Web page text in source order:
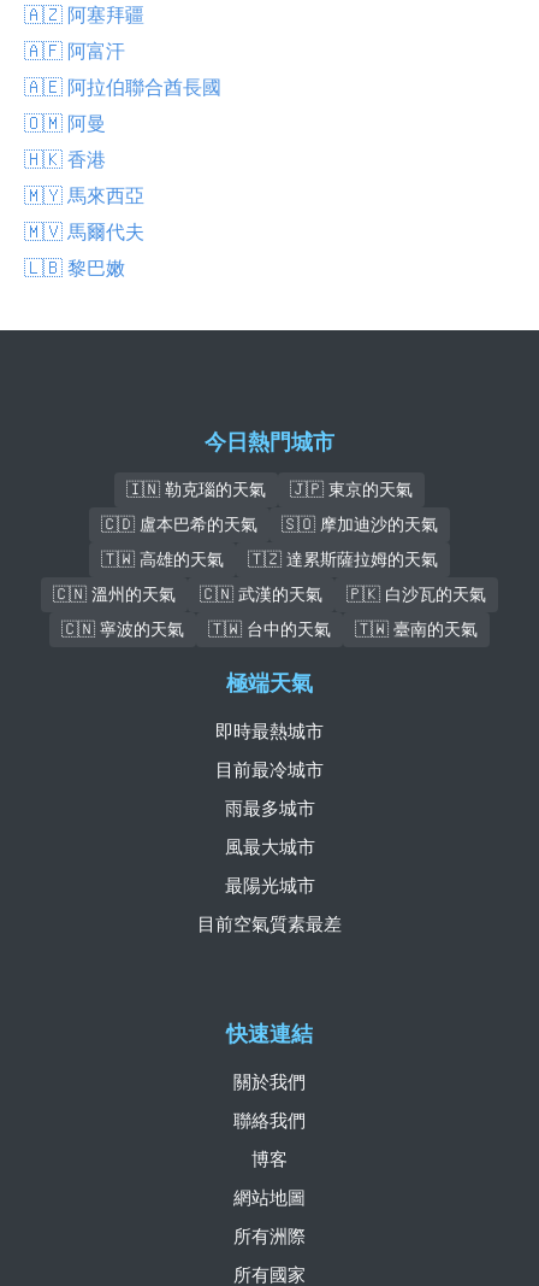
🇦🇿 阿塞拜疆
🇦🇫 阿富汗
🇦🇪 阿拉伯聯合酋長國
🇴🇲 阿曼
🇭🇰 香港
🇲🇾 馬來西亞
🇲🇻 馬爾代夫
🇱🇧 黎巴嫩
今日熱門城市
🇮🇳 勒克瑙的天氣
🇯🇵 東京的天氣
🇨🇩 盧本巴希的天氣
🇸🇴 摩加迪沙的天氣
🇹🇼 高雄的天氣
🇹🇿 達累斯薩拉姆的天氣
🇨🇳 溫州的天氣
🇨🇳 武漢的天氣
🇵🇰 白沙瓦的天氣
🇨🇳 寧波的天氣
🇹🇼 台中的天氣 🇹🇼 臺南的天氣
快速連結
關於我們
聯絡我們
博客
網站地圖
所有洲際
所有國家
極端天氣
即時最熱城市
目前最冷城市
雨最多城市
風最大城市
最陽光城市
目前空氣質素最差